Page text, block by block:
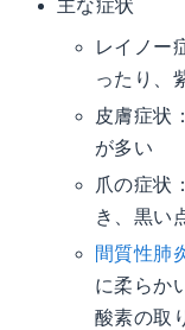
主な症状
レイノー
ったり、
皮膚症状
が多い
爪の症状
き、黒い
間質性肺
に柔らか
酸素の取